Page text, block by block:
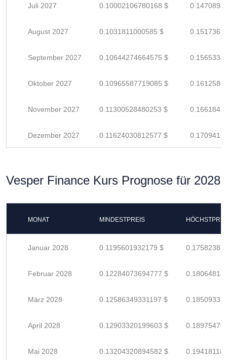
Juli 2027 0.10002106780168 $
August 2027 0.1031811000585 $
September 2027 0.10644274664575 $
Oktober 2027 0.10965587719085 $
November 2027 0.11300528480253 $
Dezember 2027 0.11624030812577 $
Vesper Finance Kurs Prognose für 2028
MONAT MINDESTPREIS
Januar 2028 0.1195601932179 $
Februar 2028 0.12284073694777 $
März 2028 0.12586349331197 $
April 2028 0.12903320199603 $
Mai 2028 0.13204320894582 $